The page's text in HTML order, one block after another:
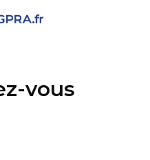
vous